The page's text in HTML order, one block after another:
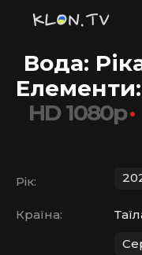
Вода:
HD 1080p
Рік:
Країна: